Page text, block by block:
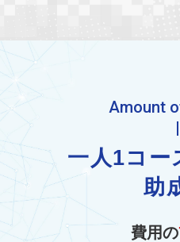
Amount
一人1コー
助
費用の